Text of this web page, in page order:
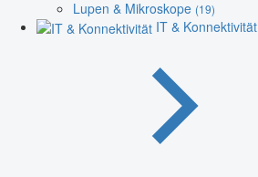
Lupen & Mikroskope (19)
IT & Konnektivität